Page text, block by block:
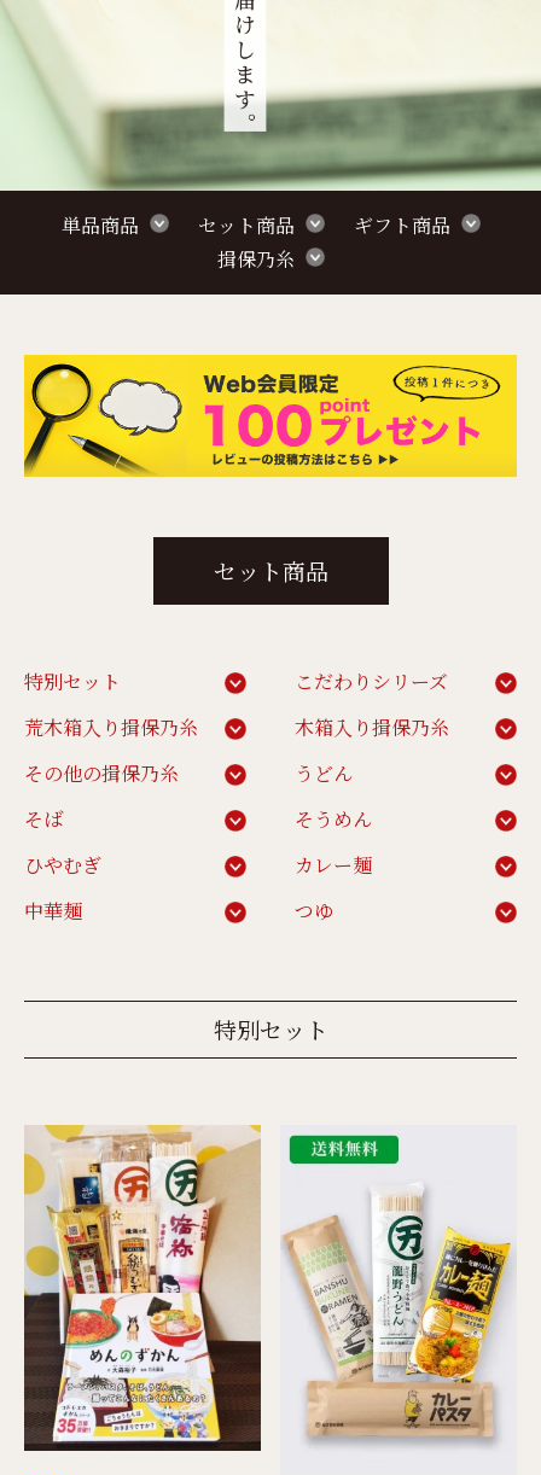
単品商品 セット商品
ギフト商品
揖保乃糸
セット商品
特別セット
こだわりシリーズ
荒木箱入り揖保乃糸
木箱入り揖保乃糸
その他の揖保乃糸
うどん
そば
そうめん
ひやむぎ
カレー麺
中華麺
つゆ
特別セット